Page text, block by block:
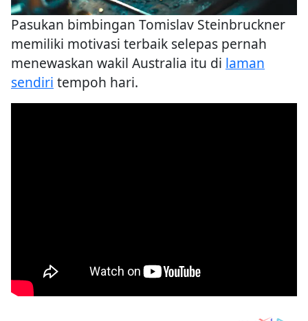
Pasukan bimbingan Tomislav Steinbruckner
memiliki motivasi terbaik selepas pernah
menewaskan wakil Australia itu di laman
sendiri tempoh hari.